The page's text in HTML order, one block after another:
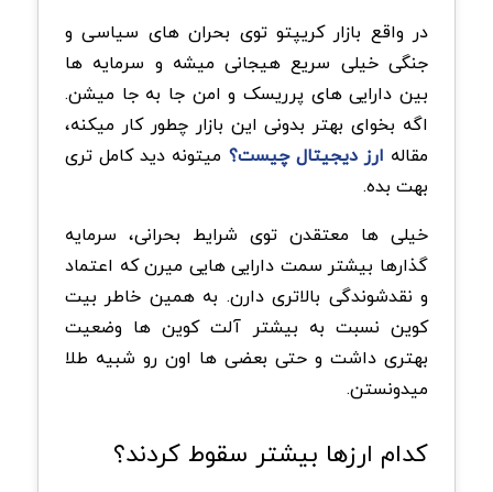
در واقع بازار کریپتو توی بحران های سیاسی و
جنگی خیلی سریع هیجانی میشه و سرمایه ها
بین دارایی های پرریسک و امن جا به جا میشن.
اگه بخوای بهتر بدونی این بازار چطور کار میکنه،
مقاله ارز دیجیتال چیست؟ میتونه دید کامل تری
بهت بده.
خیلی ها معتقدن توی شرایط بحرانی، سرمایه
گذارها بیشتر سمت دارایی هایی میرن که اعتماد
و نقدشوندگی بالاتری دارن. به همین خاطر بیت
کوین نسبت به بیشتر آلت کوین ها وضعیت
بهتری داشت و حتی بعضی ها اون رو شبیه طلا
میدونستن.
کدام ارزها بیشتر سقوط کردند؟